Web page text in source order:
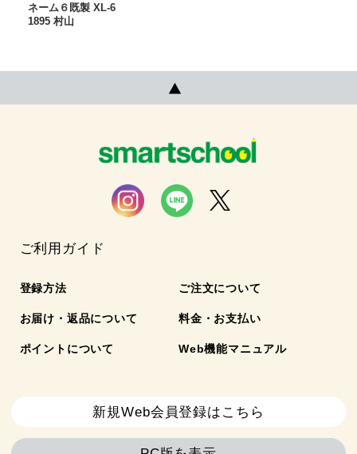
ネーム６既製 XL-6
1895 村山
ご利用ガイド
登録方法 ご注文について
お届け・返品について 料金・お支払い
ポイントについて Web機能マニュアル
新規Web会員登録はこちら